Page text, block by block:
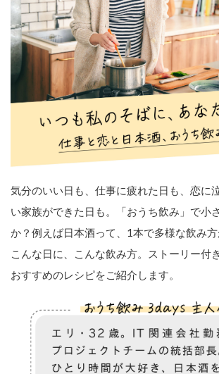
気分のいい日も、仕事に疲れた日も、恋に
い家族ができた日も。「おうち飲み」で小
か？例えば日本酒って、1本で多様な飲み方
こんな日に、こんな飲み方。ストーリー付
おすすめのレシピをご紹介します。